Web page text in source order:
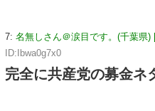
7: 名無しさん＠涙目です。(千葉県)
ID:Ibwa0g7x0
完全に共産党の募金ネ